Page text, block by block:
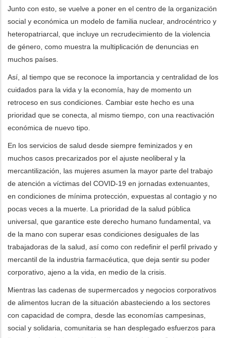
Junto con esto, se vuelve a poner en el centro de la organización
social y económica un modelo de familia nuclear, androcéntrico y
heteropatriarcal, que incluye un recrudecimiento de la violencia
de género, como muestra la multiplicación de denuncias en
muchos países.
Así, al tiempo que se reconoce la importancia y centralidad de los
cuidados para la vida y la economía, hay de momento un
retroceso en sus condiciones. Cambiar este hecho es una
prioridad que se conecta, al mismo tiempo, con una reactivación
económica de nuevo tipo.
En los servicios de salud desde siempre feminizados y en
muchos casos precarizados por el ajuste neoliberal y la
mercantilización, las mujeres asumen la mayor parte del trabajo
de atención a víctimas del COVID-19 en jornadas extenuantes,
en condiciones de mínima protección, expuestas al contagio y no
pocas veces a la muerte. La prioridad de la salud pública
universal, que garantice este derecho humano fundamental, va
de la mano con superar esas condiciones desiguales de las
trabajadoras de la salud, así como con redefinir el perfil privado y
mercantil de la industria farmacéutica, que deja sentir su poder
corporativo, ajeno a la vida, en medio de la crisis.
Mientras las cadenas de supermercados y negocios corporativos
de alimentos lucran de la situación abasteciendo a los sectores
con capacidad de compra, desde las economías campesinas,
social y solidaria, comunitaria se han desplegado esfuerzos para